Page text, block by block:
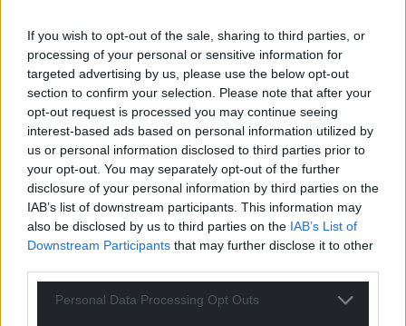
If you wish to opt-out of the sale, sharing to third parties, or
processing of your personal or sensitive information for
targeted advertising by us, please use the below opt-out
section to confirm your selection. Please note that after your
opt-out request is processed you may continue seeing
interest-based ads based on personal information utilized by
us or personal information disclosed to third parties prior to
your opt-out. You may separately opt-out of the further
disclosure of your personal information by third parties on the
IAB’s list of downstream participants. This information may
also be disclosed by us to third parties on the IAB’s List of
Downstream Participants that may further disclose it to other
Personal Data Processing Opt Outs
Kate Roberts (1891-1985)
Nofelydd arall y mae’n anodd iawn dewis un gwaith